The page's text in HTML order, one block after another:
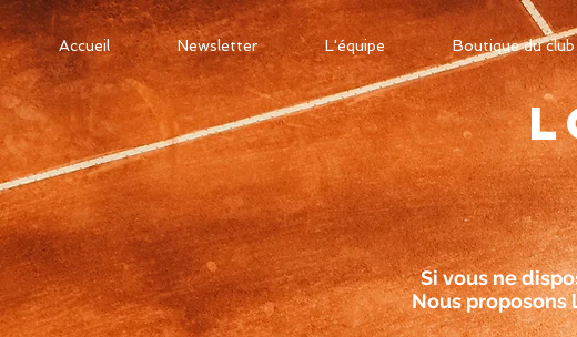
Accueil Newsletter L'équipe Boutique du club
Si vous ne
Nous proposons